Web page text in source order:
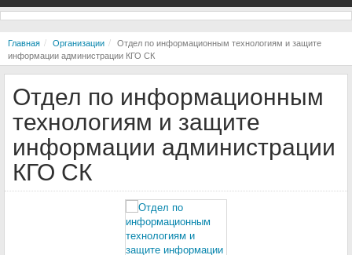
Главная Организации
Отдел по информационным технологиям и защите
информации администрации КГО СК
Отдел по информационным
технологиям и защите
информации администрации
КГО СК